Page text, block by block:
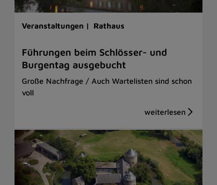
Veranstaltungen | Rathaus
Führungen beim Schlösser- und
Burgentag ausgebucht
Große Nachfrage / Auch Wartelisten sind schon
voll